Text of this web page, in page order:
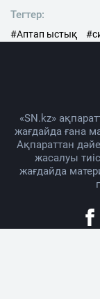
Тегтер:
#Аптап ыстық
«SN.kz»
жағдайда ғана
Ақпараттан
жасалуы
жағдайда